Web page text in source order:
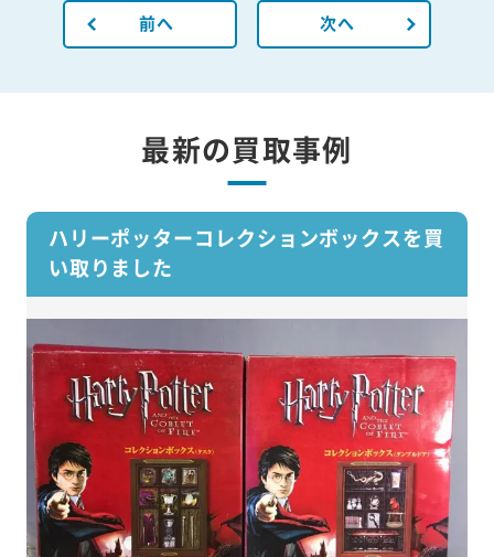
前へ 次へ
最新の買取事例
ハリーポッターコレクションボックスを買
い取りました